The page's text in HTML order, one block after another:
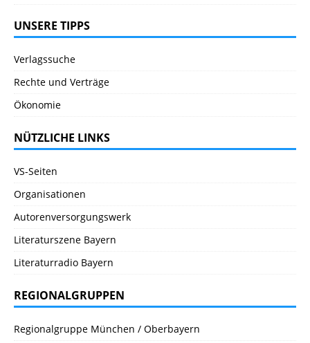
UNSERE TIPPS
Verlagssuche
Rechte und Verträge
Ökonomie
NÜTZLICHE LINKS
VS-Seiten
Organisationen
Autorenversorgungswerk
Literaturszene Bayern
Literaturradio Bayern
REGIONALGRUPPEN
Regionalgruppe München / Oberbayern